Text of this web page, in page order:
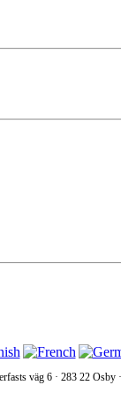
väg 6 · 283 22